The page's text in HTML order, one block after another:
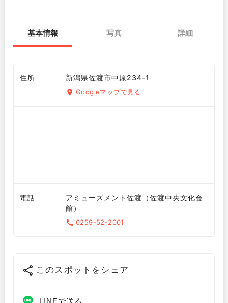
基本情報 写真 詳細
住所 新潟県佐渡市中原234-1
Googleマップで見る
電話
アミューズメント佐渡（佐渡中央文化会
館）
0259-52-2001
このスポットをシェア
LINEで送る